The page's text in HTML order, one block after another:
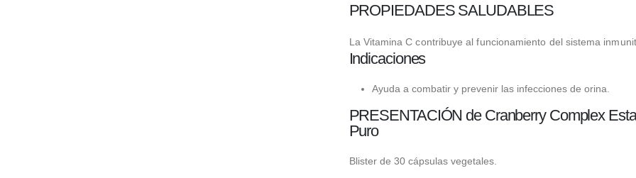
PROPIEDADES SALUDABLES
La Vitamina C contribuye al funcionamiento del sistema
Indicaciones
Ayuda a combatir y prevenir las infecciones de orina.
PRESENTACIÓN de Cranberry Complex
Puro
Blister de 30 cápsulas vegetales.